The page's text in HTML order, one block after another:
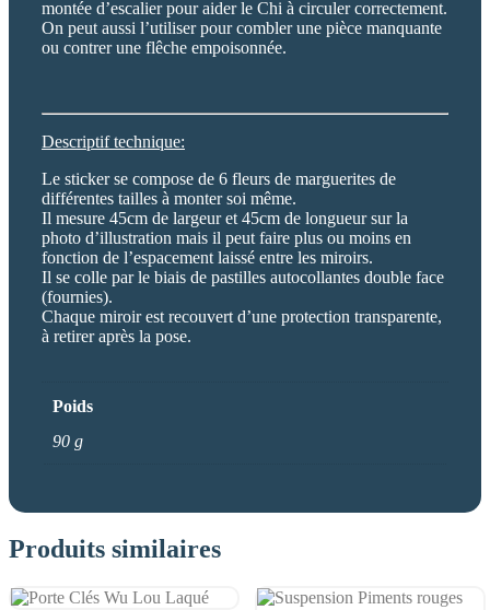
montée d’escalier pour aider le Chi à circuler correctement.
On peut aussi l’utiliser pour combler une pièce manquante
ou contrer une flêche empoisonnée.
Descriptif technique:
Le sticker se compose de 6 fleurs de marguerites de
différentes tailles à monter soi même.
Il mesure 45cm de largeur et 45cm de longueur sur la
photo d’illustration mais il peut faire plus ou moins en
fonction de l’espacement laissé entre les miroirs.
Il se colle par le biais de pastilles autocollantes double face
(fournies).
Chaque miroir est recouvert d’une protection transparente,
à retirer après la pose.
Poids
90 g
Produits similaires